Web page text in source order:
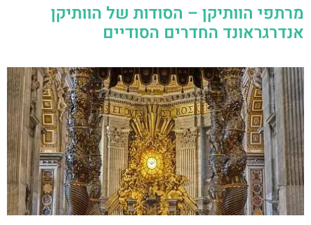
מרתפי הוותיקן – הסודות של הוותיקן
אנדרגראונד החדרים הסודיים